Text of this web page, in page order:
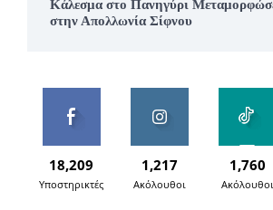
Κάλεσμα στο Πανηγύρι
στην Απολλωνία Σίφνου
18,209
Υποστηρικτές
1,217
Ακόλουθοι
1,760
Ακόλουθοι